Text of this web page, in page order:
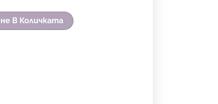
В Количката